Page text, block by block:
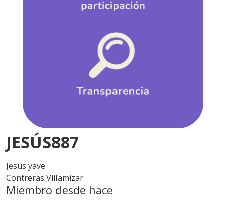
JESÚS887
Jesús yave
Contreras Villamizar
Miembro desde hace